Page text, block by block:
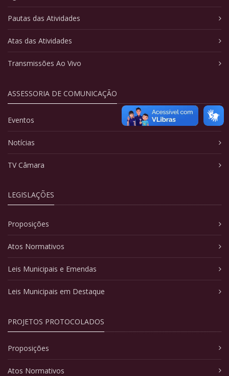
Pautas das Atividades
Atas das Atividades
Transmissões Ao Vivo
ASSESSORIA DE COMUNICAÇÃO
Eventos
Notícias
TV Câmara
LEGISLAÇÕES
Proposições
Atos Normativos
Leis Municipais e Emendas
Leis Municipais em Destaque
PROJETOS PROTOCOLADOS
Proposições
Atos Normativos